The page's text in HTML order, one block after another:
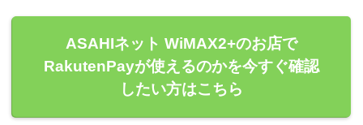
ASAHIネット WiMAX2+のお店で
RakutenPayが使えるのかを今すぐ確認
したい方はこちら